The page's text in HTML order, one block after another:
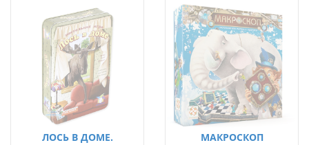
ЛОСЬ В ДОМЕ.
МАКРОСКОП